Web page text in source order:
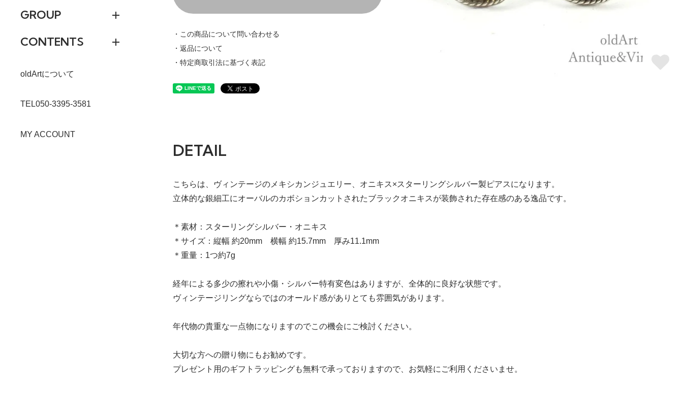
GROUP
CONTENTS
oldArtについて
TEL050-3395-3581
MY ACCOUNT
・この商品について問い合わせる
・返品について
・特定商取引法に基づく表記
DETAIL
こちらは、ヴィンテージのメキシカンジュエリー、オニキス×スターリングシルバー製ピアスになります。
立体的な銀細工にオーバルのカボションカットされたブラックオニキスが装飾された存在感のある逸品です。
＊素材：スターリングシルバー・オニキス
＊サイズ：縦幅 約20mm 横幅 約15.7mm 厚み11.1mm
＊重量：1つ約7g
経年による多少の擦れや小傷・シルバー特有変色はありますが、全体的に良好な状態です。
ヴィンテージリングならではのオールド感がありとても雰囲気があります。
年代物の貴重な一点物になりますのでこの機会にご検討ください。
大切な方への贈り物にもお勧めです。
プレゼント用のギフトラッピングも無料で承っておりますので、お気軽にご利用くださいませ。